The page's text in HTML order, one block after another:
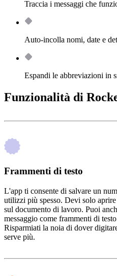
Traccia i messaggi che
Auto-incolla nomi, date e
Espandi le abbreviazioni in
Funzionalità di
Frammenti di testo
L'app ti consente di salvare un
utilizzi più spesso. Devi solo
sul documento di lavoro. Puoi
messaggio come frammenti di
Risparmiati la noia di dover
serve più.